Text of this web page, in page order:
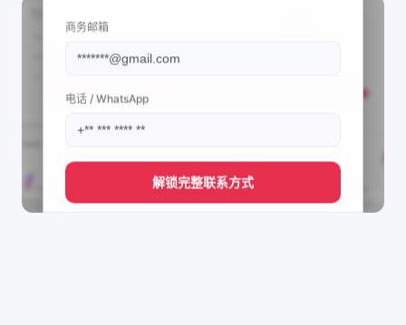
商务邮箱
电话 / WhatsApp
解锁完整联系方式